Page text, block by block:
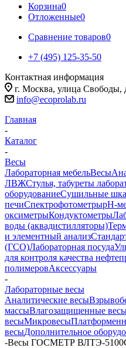
Корзина0
Отложенные0
Сравнение товаров0
+7 (495) 125-35-50
Контактная информация
г. Москва, улица Свободы,
info@ecoprolab.ru
Главная
-
Каталог
-
Весы
Лабораторная мебельВесы
ЛВЖСтулья, табуреты
оборудованиеСушильные
печиСпектрофотометрыpH-
оксиметрыКондуктометры
воды (аквадистилляторы)
и элементный анализ
(ГСО)Лабораторная посуда
для контроля качества
полимеровАксессуары
-
Лабораторные весы
Аналитические весы
массыВлагозащищенные
весыМикровесы
весыДополнительное
-Весы ГОСМЕТР ВЛТЭ-